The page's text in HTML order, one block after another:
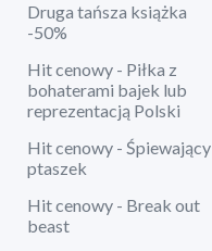
Druga tańsza książka
-50%
Hit cenowy - Piłka z
bohaterami bajek lub
reprezentacją Polski
Hit cenowy - Śpiewający
ptaszek
Hit cenowy - Break out
beast